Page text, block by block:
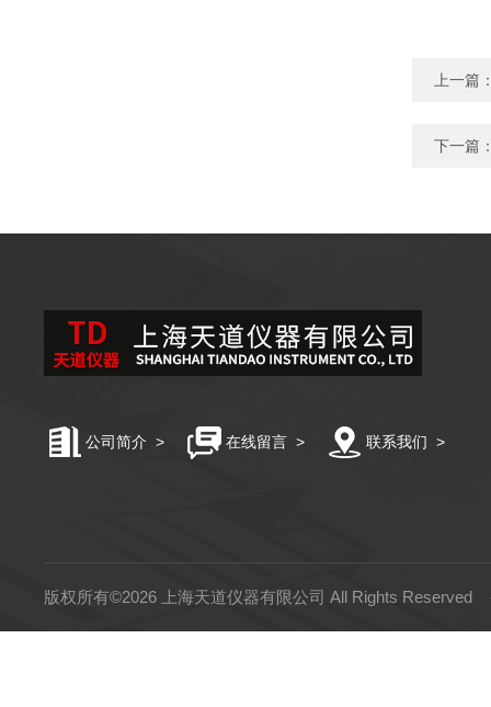
上一篇
下一篇
公司简介 > 在线留言 > 联系我们 >
版权所有©2026 上海天道仪器有限公司 All Rights Reserved